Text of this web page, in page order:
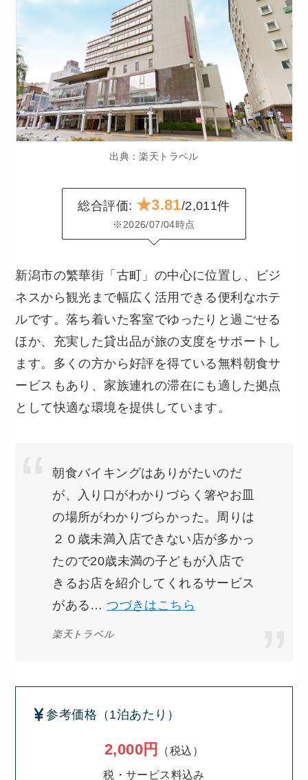
出典：楽天トラベル
総合評価: ★3.81/2,011件
※2026/07/04時点
新潟市の繁華街「古町」の中心に位置し、ビジ
ネスから観光まで幅広く活用できる便利なホテ
ルです。落ち着いた客室でゆったりと過ごせる
ほか、充実した貸出品が旅の支度をサポートし
ます。多くの方から好評を得ている無料朝食サ
ービスもあり、家族連れの滞在にも適した拠点
として快適な環境を提供しています。
朝食バイキングはありがたいのだ
が、入り口がわかりづらく箸やお皿
の場所がわかりづらかった。周りは
２０歳未満入店できない店が多かっ
たので20歳未満の子どもが入店で
きるお店を紹介してくれるサービス
がある…つづきはこちら
楽天トラベル
参考価格（1泊あたり）
2,000円
（税込）
税・サービス料込み